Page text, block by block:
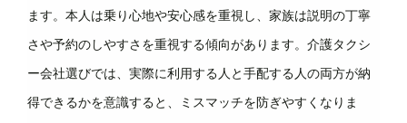
ます。本人は乗り心地や安心感を重視し、家族は説明の丁寧
さや予約のしやすさを重視する傾向があります。介護タクシ
ー会社選びでは、実際に利用する人と手配する人の両方が納
得できるかを意識すると、ミスマッチを防ぎやすくなりま